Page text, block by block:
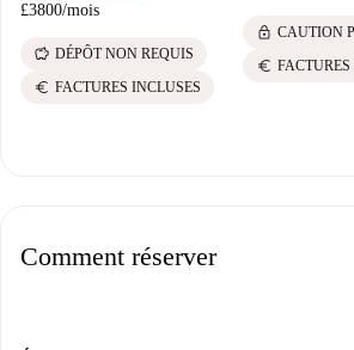
£3800/mois
savings DÉPÔT NON REQUIS
euro FACTURES INCLUSES
lock CAUTION
euro
Comment réserver